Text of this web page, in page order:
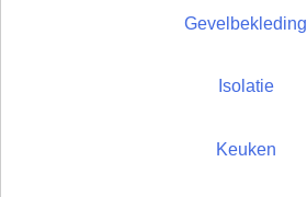
Gevelbekleding
Isolatie
Keuken